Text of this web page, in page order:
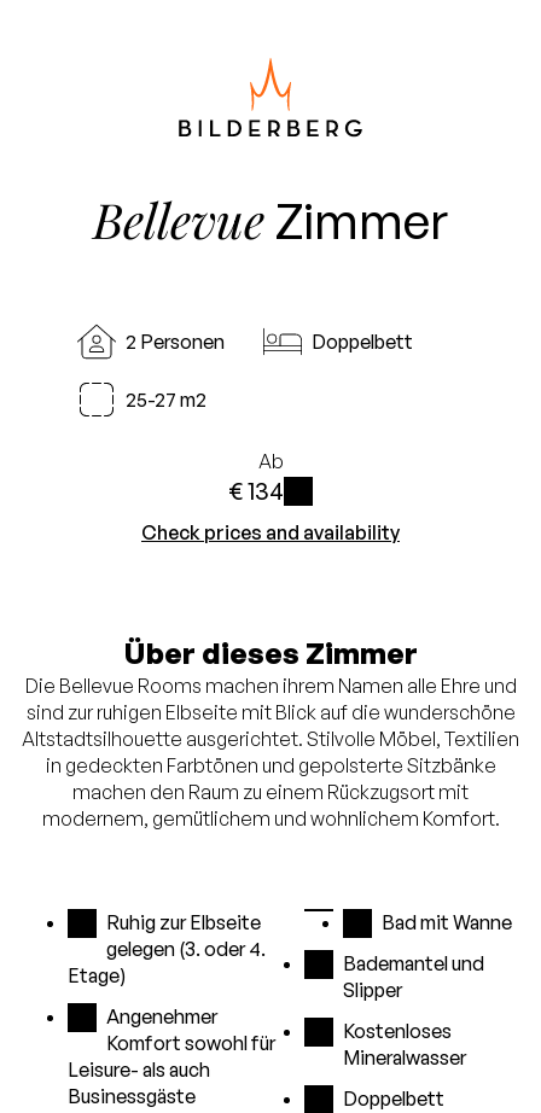
Bellevue Zimmer
2 Personen Doppelbett
25-27 m2
Ab
€ 134
i
Check prices and availability
Über dieses Zimmer
Die Bellevue Rooms machen ihrem Namen alle Ehre und
sind zur ruhigen Elbseite mit Blick auf die wunderschöne
Altstadtsilhouette ausgerichtet. Stilvolle Möbel, Textilien
in gedeckten Farbtönen und gepolsterte Sitzbänke
machen den Raum zu einem Rückzugsort mit
modernem, gemütlichem und wohnlichem Komfort.
Ruhig zur Elbseite
gelegen (3. oder 4.
Etage)
Angenehmer
Komfort sowohl für
Leisure- als auch
Businessgäste
Bad mit Wanne
Bademantel und
Slipper
Kostenloses
Mineralwasser
Doppelbett